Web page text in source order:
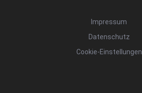
Impressum
Datenschutz
Cookie-Einstellungen